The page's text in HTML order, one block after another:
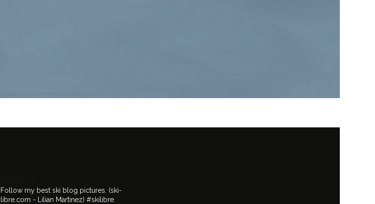
Follow my best ski blog pictures. (ski-
libre.com - Lilian Martinez) #skilibre